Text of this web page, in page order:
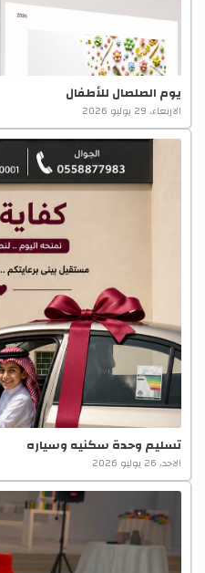
يوم الصلصال للأطفال
الاربعاء، 29 يوليو 2026
تسليم وحدة سكنيه وسياره
الاحد، 26 يوليو 2026